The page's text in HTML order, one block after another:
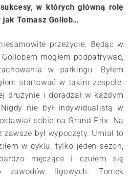
w których główną rolę
jak Tomasz Gollob…
przeżycie. Będąc w
mogłem podpatrywać,
w parkingu. Byłem
startować w takim zespole.
drużynie i doradzał w każdym
nie był indywidualistą w
sobie na Grand Prix. Na
był wypoczęty. Umiał to
w cyklu, tylko jeden sezon,
męczące i czułem się
zawodów ligowych. Tomek